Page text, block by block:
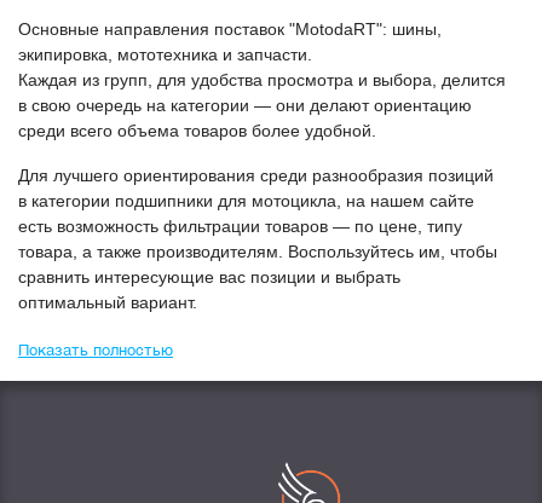
Основные направления поставок "МоtodaRT": шины,
экипировка, мототехника и запчасти.
Каждая из групп, для удобства просмотра и выбора, делится
в свою очередь на категории — они делают ориентацию
среди всего объема товаров более удобной.
Для лучшего ориентирования среди разнообразия позиций
в категории
Подшипники для мотоцикла , на нашем сайте
есть возможность фильтрации товаров — по цене, типу
товара, а также производителям. Воспользуйтесь им, чтобы
сравнить интересующие вас позиции и выбрать
оптимальный вариант.
Показать полностью